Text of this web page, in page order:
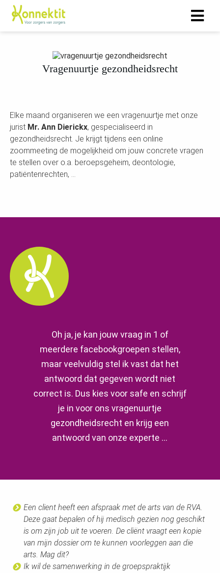
Vragenuurtje gezondheidsrecht
Elke maand organiseren we een vragenuurtje met onze
jurist Mr. Ann Dierickx, gespecialiseerd in
gezondheidsrecht. Je krijgt tijdens een online
zoommeeting de mogelijkheid om jouw concrete vragen
te stellen over o.a. beroepsgeheim, deontologie,
patiëntenrechten, …
Oh ja, je kan jouw vraag in 1 of
meerdere facebookgroepen stellen,
maar veelvuldig stel ik vast dat het
antwoord dat gegeven wordt niet
correct is. Dus kies voor safe en schrijf
je in voor ons vragenuurtje
gezondheidsrecht en krijg een
antwoord van onze experte ...
Een client heeft een afspraak met de arts van de RVA.
Deze gaat bepalen of hij medisch gezien nog geschikt
is om zijn job uit te voeren. De cliënt vraagt een kopie
van mijn dossier om te kunnen voorleggen aan die
arts. Mag dit?
Ik wil de samenwerking in de groepspraktijk